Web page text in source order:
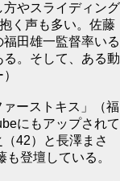
やスライディング
く声も多い。佐藤
田雄一監督率いる
る。そして、ある動
ーストキス」（福
にもアップされて
42）と長澤まさ
登壇している。